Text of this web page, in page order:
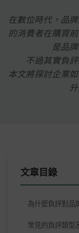
在數位時代，品
的消費者在購買
是品
不過其實負
本文將探討企業
文章目錄
為什麼負評對品
常見的負評類型